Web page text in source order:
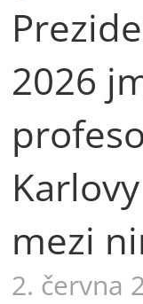
2026
mezi
2. června